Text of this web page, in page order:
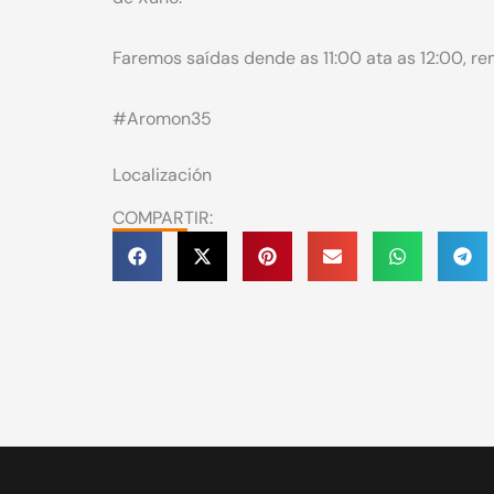
Faremos saídas dende as 11:00 ata as 12:00,
#Aromon35
Localización
COMPARTIR: